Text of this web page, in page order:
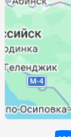
29, Сб
30, Вс 04:12
31, Пн